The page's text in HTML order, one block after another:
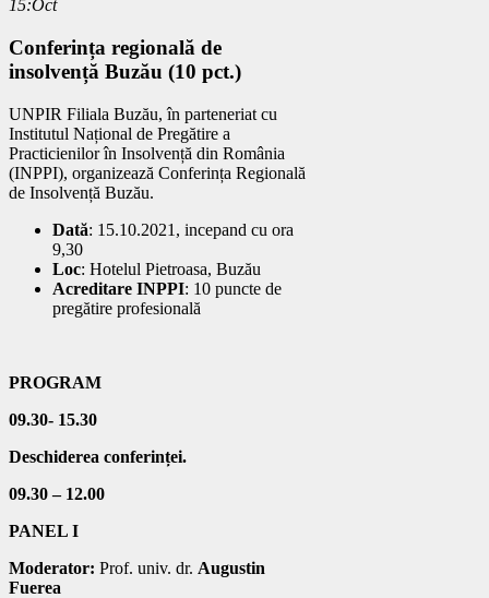
15:Oct
Conferința regională de
insolvență Buzău (10 pct.)
UNPIR Filiala Buzău, în parteneriat cu
Institutul Național de Pregătire a
Practicienilor în Insolvență din România
(INPPI), organizează Conferința Regională
de Insolvență Buzău.
Dată: 15.10.2021, incepand cu ora
9,30
Loc: Hotelul Pietroasa, Buzău
Acreditare INPPI: 10 puncte de
pregătire profesională
PROGRAM
09.30- 15.30
Deschiderea conferinței.
09.30 – 12.00
PANEL I
Moderator: Prof. univ. dr. Augustin
Fuerea